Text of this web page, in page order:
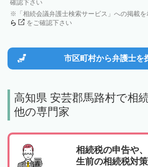
確認下さい
「相続会議弁護士検索サービス」への掲載
ら
をご確認下さい
市区町村から弁護士を
高知県 安芸郡馬路村で相
他の専門家
相続税の申告や、
生前の相続税対策